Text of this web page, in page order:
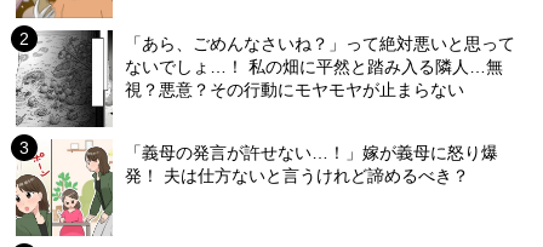
「あら、ごめんなさいね？」って絶対悪いと思って
ないでしょ…！ 私の畑に平然と踏み入る隣人…無
視？悪意？その行動にモヤモヤが止まらない
「義母の発言が許せない…！」嫁が義母に怒り爆
発！ 夫は仕方ないと言うけれど諦めるべき？